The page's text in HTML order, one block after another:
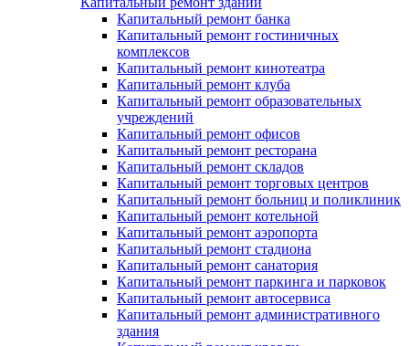
Капитальный ремонт банка
Капитальный ремонт гостиничных
комплексов
Капитальный ремонт кинотеатра
Капитальный ремонт клуба
Капитальный ремонт образовательных
учреждений
Капитальный ремонт офисов
Капитальный ремонт ресторана
Капитальный ремонт складов
Капитальный ремонт торговых центров
Капитальный ремонт больниц и поликлиник
Капитальный ремонт котельной
Капитальный ремонт аэропорта
Капитальный ремонт стадиона
Капитальный ремонт санатория
Капитальный ремонт паркинга и парковок
Капитальный ремонт автосервиса
Капитальный ремонт административного
здания